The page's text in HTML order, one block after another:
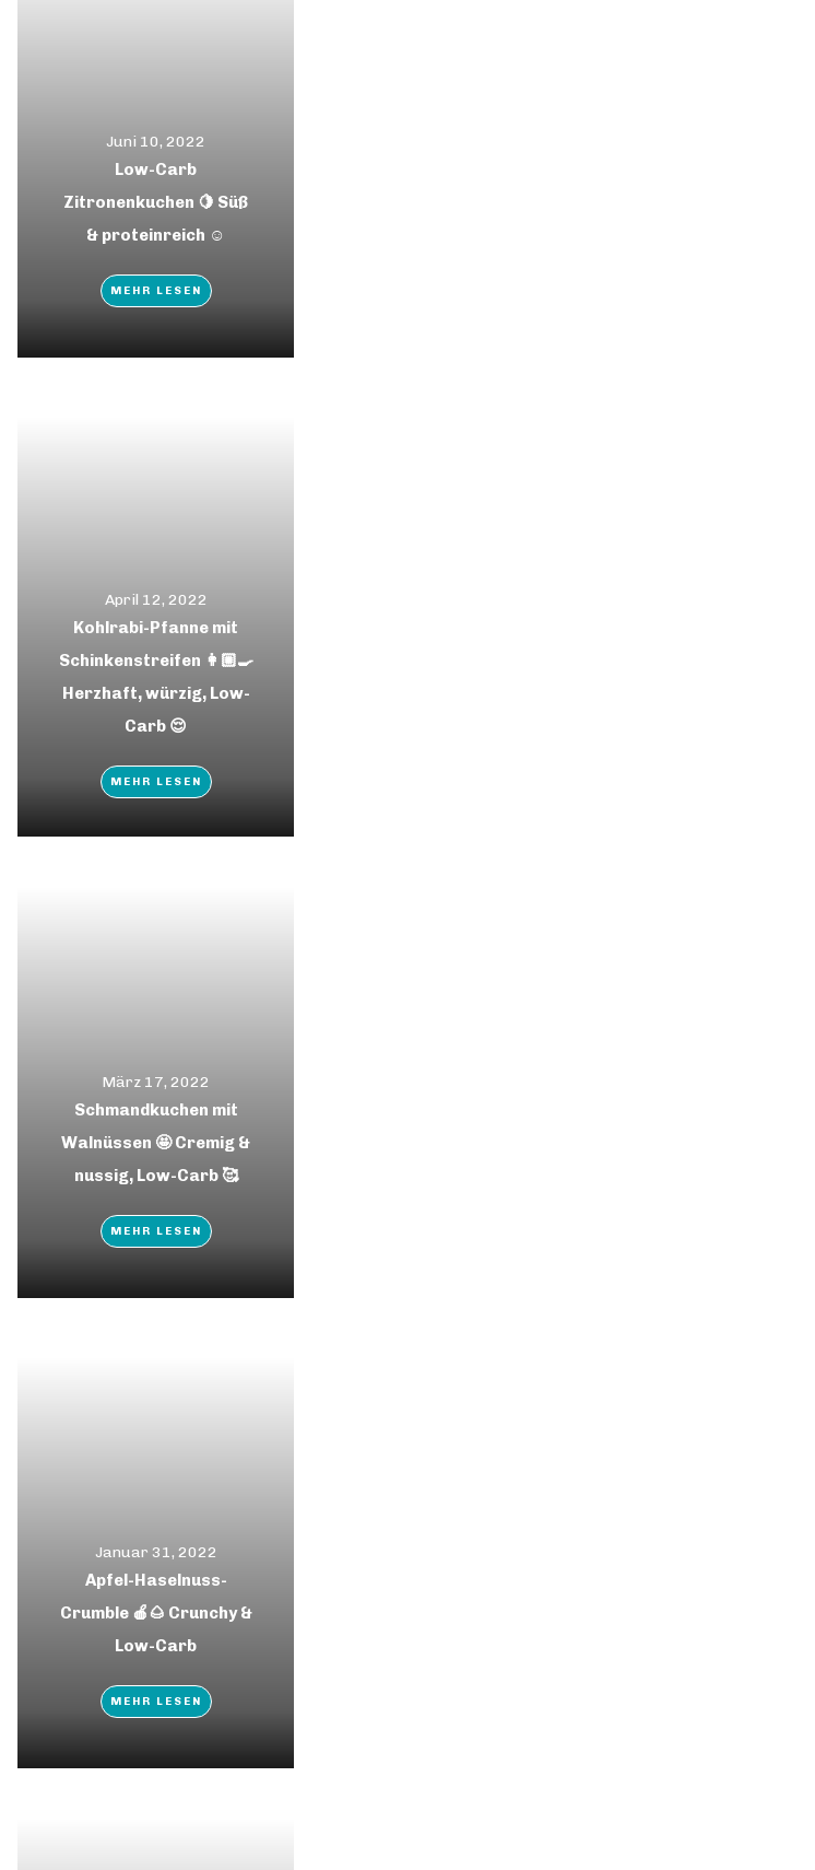
Juni 10, 2022
Low-Carb
Zitronenkuchen 🍋 Süß
& proteinreich ☺️
MEHR LESEN
April 12, 2022
Kohlrabi-Pfanne mit
Schinkenstreifen 👩🏼‍🍳
Herzhaft, würzig, Low-
Carb 😌
MEHR LESEN
März 17, 2022
Schmandkuchen mit
Walnüssen 🤩 Cremig &
nussig, Low-Carb 🥰
MEHR LESEN
Januar 31, 2022
Apfel-Haselnuss-
Crumble 🍎🌰 Crunchy &
Low-Carb
MEHR LESEN